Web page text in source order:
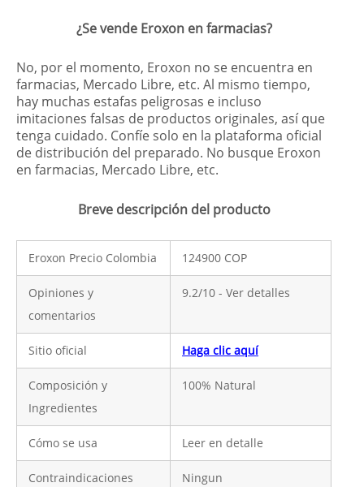
¿Se vende Eroxon en farmacias?
No, por el momento, Eroxon no se encuentra en
farmacias, Mercado Libre, etc. Al mismo tiempo,
hay muchas estafas peligrosas e incluso
imitaciones falsas de productos originales, así que
tenga cuidado. Confíe solo en la plataforma oficial
de distribución del preparado. No busque Eroxon
en farmacias, Mercado Libre, etc.
Breve descripción del producto
Eroxon Precio Colombia 124900 COP
Opiniones y
comentarios
9.2/10 - Ver detalles
Sitio oficial Haga clic aquí
Composición y
Ingredientes
100% Natural
Cómo se usa Leer en detalle
Contraindicaciones Ningun